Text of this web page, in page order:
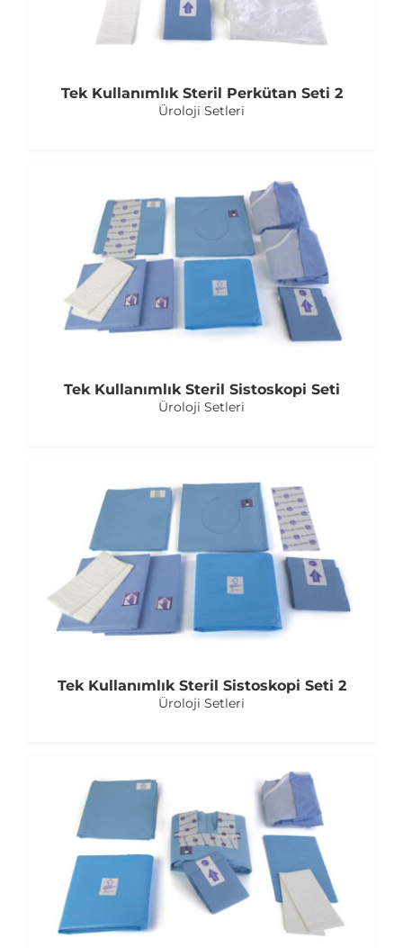
Tek Kullanımlık Steril Perkütan Seti 2
Üroloji Setleri
Tek Kullanımlık Steril Sistoskopi Seti
Üroloji Setleri
Tek Kullanımlık Steril Sistoskopi Seti 2
Üroloji Setleri